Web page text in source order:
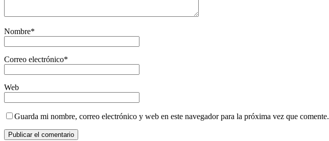
Nombre*
Correo electrónico*
Web
Guarda mi nombre, correo electrónico y web en este navegador para la próxima vez que comente.